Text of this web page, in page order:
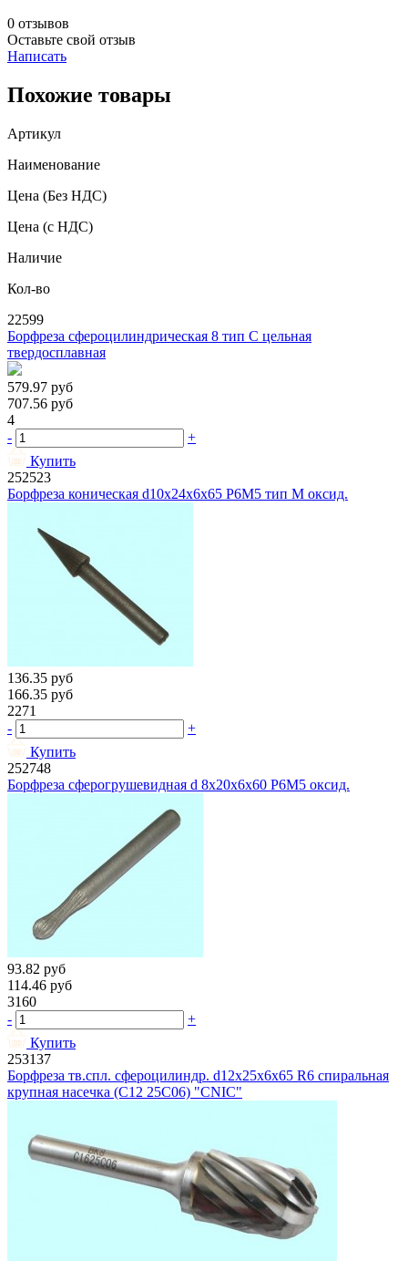
0 отзывов
Оставьте свой отзыв
Написать
Похожие товары
Артикул
Наименование
Цена (Без НДС)
Цена (с НДС)
Наличие
Кол-во
22599
Борфреза сфероцилиндрическая 8 тип C цельная
твердосплавная
579.97 руб
707.56 руб
4
-
+
Купить
252523
Борфреза коническая d10х24х6х65 Р6М5 тип М оксид.
136.35 руб
166.35 руб
2271
-
+
Купить
252748
Борфреза сферогрушевидная d 8х20х6х60 Р6М5 оксид.
93.82 руб
114.46 руб
3160
-
+
Купить
253137
Борфреза тв.спл. сфероцилиндр. d12х25х6х65 R6 спиральная
крупная насечка (C12 25С06) "CNIC"